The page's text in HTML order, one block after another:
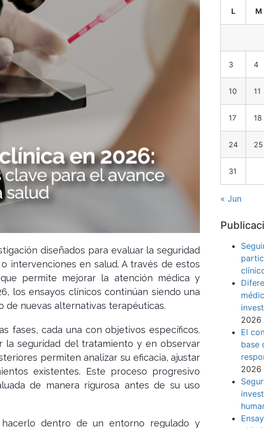
diseñados para evaluar la seguridad
intervenciones en salud. A través de estos
permite mejorar la atención médica y
los ensayos clínicos continúan siendo una
de nuevas alternativas terapéuticas.
fases, cada una con objetivos específicos.
la seguridad del tratamiento y en observar
permiten analizar su eficacia, ajustar
existentes. Este proceso progresivo
de manera rigurosa antes de su uso
dentro de un entorno regulado y
L M
3 4
10 11
17 18
24 25
31
« Jun
2026
El
base
2026